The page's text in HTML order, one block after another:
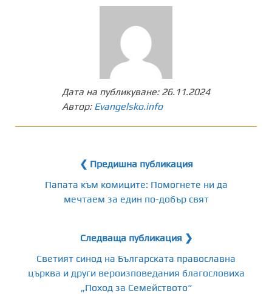
Дата на публикуване: 26.11.2024
Автор: Evangelsko.info
❮ Предишна публикация
Папата към комиците: Помогнете ни да
мечтаем за един по-добър свят
Следваща публикация ❯
Светият синод на Българската православна
църква и други вероизповедания благословиха
„Поход за Семейството“